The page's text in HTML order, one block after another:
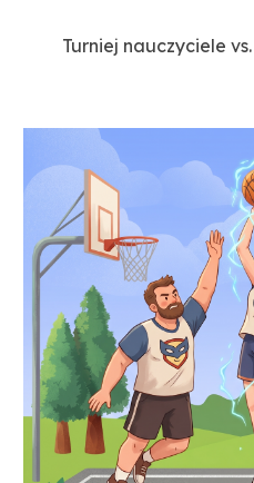
Turniej nauczyciele